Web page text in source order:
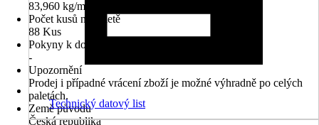
83,960 kg/m²
Počet kusů na paletě
88 Kus
Pokyny k dodání
-
Upozornění
Prodej i případné vrácení zboží je možné výhradně po celých
paletách.
Země původu
Česká republika
Technický datový list